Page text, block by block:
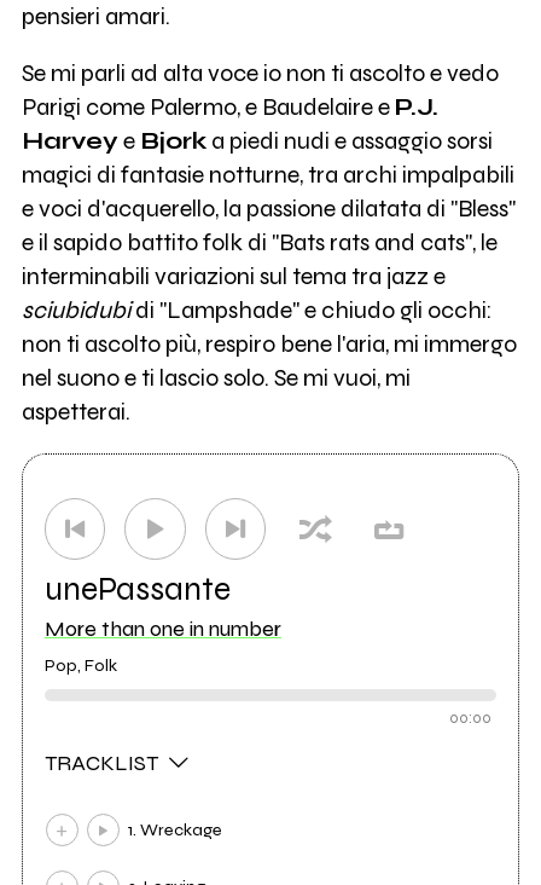
pensieri amari.
Se mi parli ad alta voce io non ti ascolto e vedo
Parigi come Palermo, e Baudelaire e P.J.
Harveye Bjorka piedi nudi e assaggio sorsi
magici di fantasie notturne, tra archi impalpabili
e voci d'acquerello, la passione dilatata di "Bless"
e il sapido battito folk di "Bats rats and cats", le
interminabili variazioni sul tema tra jazz e
sciubidubidi "Lampshade" e chiudo gli occhi:
non ti ascolto più, respiro bene l'aria, mi immergo
nel suono e ti lascio solo. Se mi vuoi, mi
aspetterai.
unePassante
More than one in number
Pop, Folk
00:00
TRACKLIST
1. Wreckage